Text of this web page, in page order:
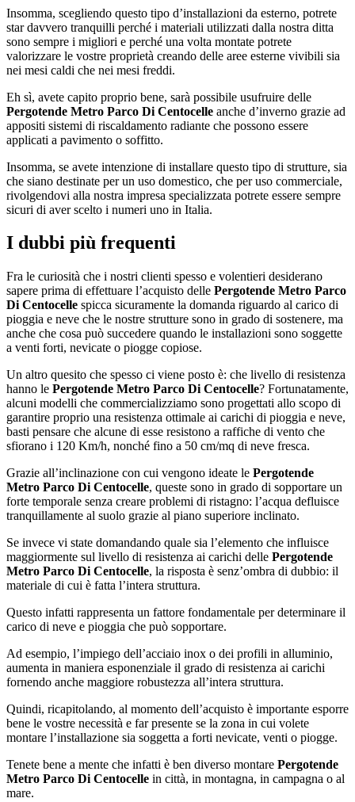
Insomma, scegliendo questo tipo d’installazioni da esterno, potrete
star davvero tranquilli perché i materiali utilizzati dalla nostra ditta
sono sempre i migliori e perché una volta montate potrete
valorizzare le vostre proprietà creando delle aree esterne vivibili sia
nei mesi caldi che nei mesi freddi.
Eh sì, avete capito proprio bene, sarà possibile usufruire delle
Pergotende Metro Parco Di Centocelle anche d’inverno grazie ad
appositi sistemi di riscaldamento radiante che possono essere
applicati a pavimento o soffitto.
Insomma, se avete intenzione di installare questo tipo di strutture, sia
che siano destinate per un uso domestico, che per uso commerciale,
rivolgendovi alla nostra impresa specializzata potrete essere sempre
sicuri di aver scelto i numeri uno in Italia.
I dubbi più frequenti
Fra le curiosità che i nostri clienti spesso e volentieri desiderano
sapere prima di effettuare l’acquisto delle Pergotende Metro Parco
Di Centocelle spicca sicuramente la domanda riguardo al carico di
pioggia e neve che le nostre strutture sono in grado di sostenere, ma
anche che cosa può succedere quando le installazioni sono soggette
a venti forti, nevicate o piogge copiose.
Un altro quesito che spesso ci viene posto è: che livello di resistenza
hanno le Pergotende Metro Parco Di Centocelle? Fortunatamente,
alcuni modelli che commercializziamo sono progettati allo scopo di
garantire proprio una resistenza ottimale ai carichi di pioggia e neve,
basti pensare che alcune di esse resistono a raffiche di vento che
sfiorano i 120 Km/h, nonché fino a 50 cm/mq di neve fresca.
Grazie all’inclinazione con cui vengono ideate le Pergotende
Metro Parco Di Centocelle, queste sono in grado di sopportare un
forte temporale senza creare problemi di ristagno: l’acqua defluisce
tranquillamente al suolo grazie al piano superiore inclinato.
Se invece vi state domandando quale sia l’elemento che influisce
maggiormente sul livello di resistenza ai carichi delle Pergotende
Metro Parco Di Centocelle, la risposta è senz’ombra di dubbio: il
materiale di cui è fatta l’intera struttura.
Questo infatti rappresenta un fattore fondamentale per determinare il
carico di neve e pioggia che può sopportare.
Ad esempio, l’impiego dell’acciaio inox o dei profili in alluminio,
aumenta in maniera esponenziale il grado di resistenza ai carichi
fornendo anche maggiore robustezza all’intera struttura.
Quindi, ricapitolando, al momento dell’acquisto è importante esporre
bene le vostre necessità e far presente se la zona in cui volete
montare l’installazione sia soggetta a forti nevicate, venti o piogge.
Tenete bene a mente che infatti è ben diverso montare Pergotende
Metro Parco Di Centocelle in città, in montagna, in campagna o al
mare.